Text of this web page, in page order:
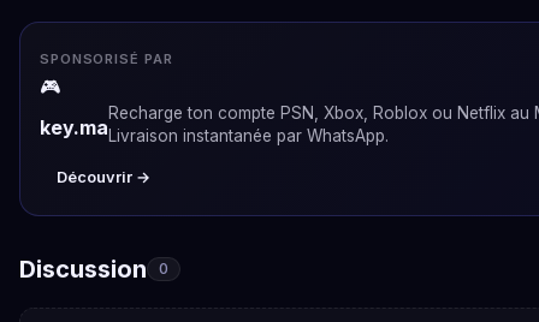
SPONSORISÉ PAR
🎮
key.ma
Recharge ton compte PSN, Xbox, Roblox ou Netflix au
Livraison instantanée par WhatsApp.
Découvrir →
Discussion 0